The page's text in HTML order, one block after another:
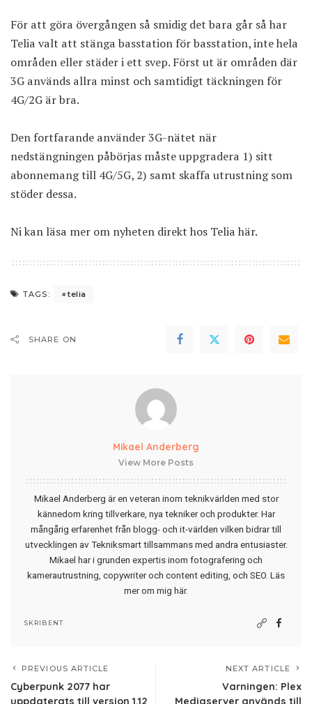
För att göra övergången så smidig det bara går så har
Telia valt att stänga basstation för basstation, inte hela
områden eller städer i ett svep. Först ut är områden där
3G används allra minst och samtidigt täckningen för
4G/2G är bra.
Den fortfarande använder 3G-nätet när
nedstängningen påbörjas måste uppgradera 1) sitt
abonnemang till 4G/5G, 2) samt skaffa utrustning som
stöder dessa.
Ni kan läsa mer om nyheten direkt hos Telia här.
TAGS: telia
SHARE ON
Mikael Anderberg
View More Posts
Mikael Anderberg är en veteran inom teknikvärlden med stor
kännedom kring tillverkare, nya tekniker och produkter. Har
mångårig erfarenhet från blogg- och it-världen vilken bidrar till
utvecklingen av Tekniksmart tillsammans med andra entusiaster.
Mikael har i grunden expertis inom fotografering och
kamerautrustning, copywriter och content editing, och SEO. Läs
mer om mig här.
SKRIBENT
PREVIOUS ARTICLE
Cyberpunk 2077 har
uppdaterats till version 1.12
NEXT ARTICLE
Varningen: Plex
Mediaserver används till